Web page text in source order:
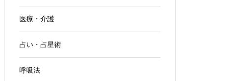
医療・介護
占い・占星術
呼吸法